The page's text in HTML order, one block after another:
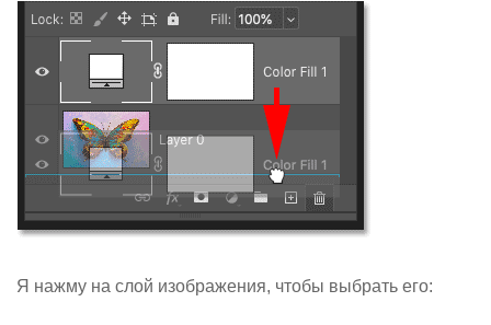
Я нажму на слой изображения, чтобы выбрать его: